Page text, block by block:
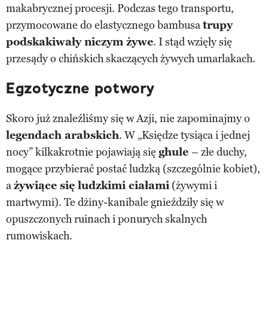
makabrycznej procesji. Podczas tego transportu,
przymocowane do elastycznego bambusatrupy
podskakiwały niczym żywe. I stąd wzięły się
przesądy o chińskich skaczących żywych umarlakach.
Egzotyczne potwory
Skoro już znaleźliśmy się w Azji, nie zapominajmy o
legendach arabskich. W „Księdze tysiąca i jednej
nocy” kilkakrotnie pojawiają się ghule – złe duchy,
mogące przybierać postać ludzką (szczególnie kobiet),
ażywiące się ludzkimi ciałami (żywymi i
martwymi). Te dżiny-kanibale gnieździły się w
opuszczonych ruinach i ponurych skalnych
rumowiskach.